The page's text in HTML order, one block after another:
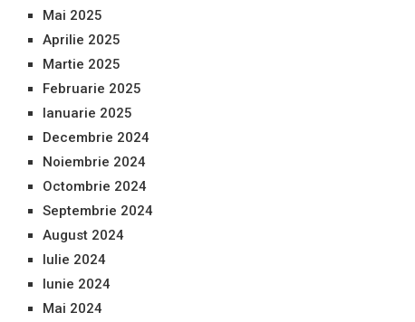
Mai 2025
Aprilie 2025
Martie 2025
Februarie 2025
Ianuarie 2025
Decembrie 2024
Noiembrie 2024
Octombrie 2024
Septembrie 2024
August 2024
Iulie 2024
Iunie 2024
Mai 2024